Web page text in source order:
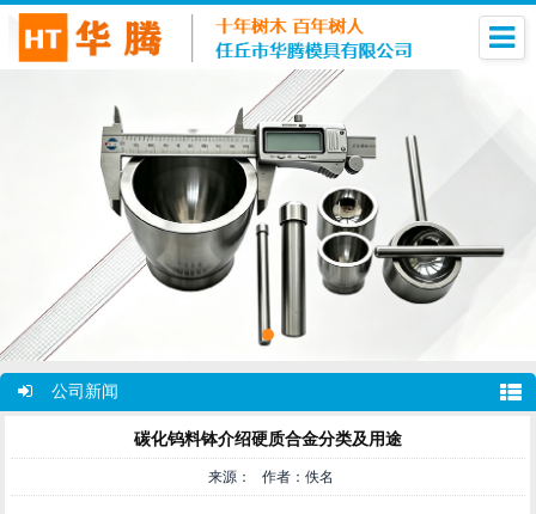
公司新闻
碳化钨料钵介绍硬质合金分类及用途
来源： 作者：佚名